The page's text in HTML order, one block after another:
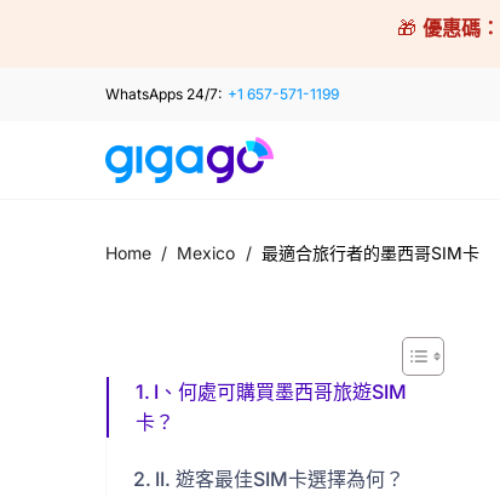
🎁 優惠碼：
WhatsApps 24/7: +1 657-571-1199
Home / Mexico / 最適合旅行者的墨西哥SIM卡
I、何處可購買墨西哥旅遊SIM
卡？
II. 遊客最佳SIM卡選擇為何？